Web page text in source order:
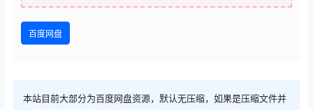
百度网盘
本站目前大部分为百度网盘资源，默认无压缩，如果是压缩文件并